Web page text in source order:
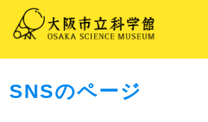
SNSのページ